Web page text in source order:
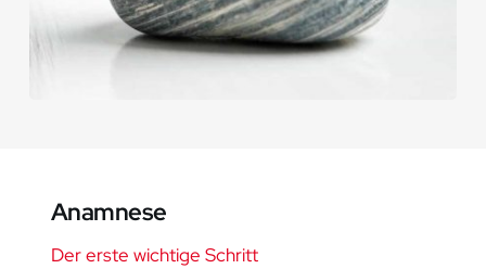
Anamnese
Der erste wichtige Schritt